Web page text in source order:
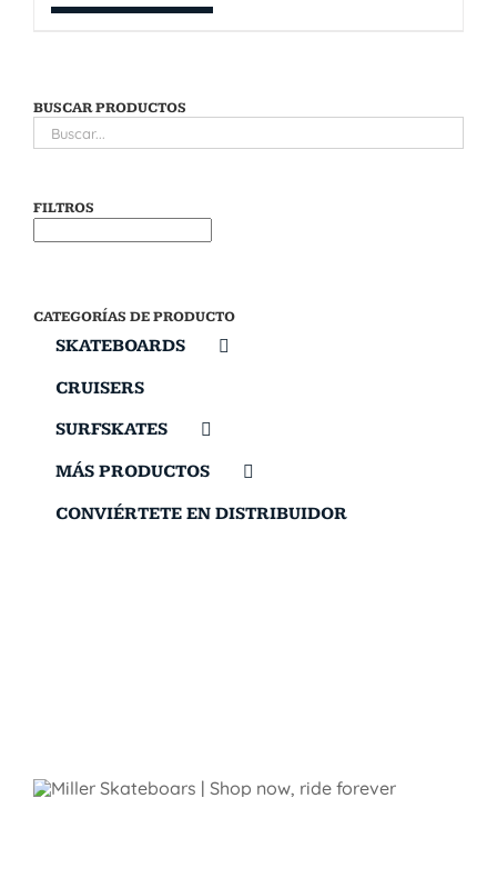
BUSCAR PRODUCTOS
FILTROS
CATEGORÍAS DE PRODUCTO
SKATEBOARDS
CRUISERS
SURFSKATES
MÁS PRODUCTOS
CONVIÉRTETE EN DISTRIBUIDOR